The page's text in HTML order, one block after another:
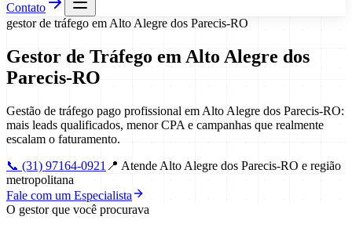
Contato
gestor de tráfego em Alto Alegre dos Parecis-RO
Gestor de Tráfego em Alto Alegre dos
Parecis-RO
Gestão de tráfego pago profissional em Alto Alegre dos Parecis-RO:
mais leads qualificados, menor CPA e campanhas que realmente
escalam o faturamento.
📞 (31) 97164-0921 📍 Atende Alto Alegre dos Parecis-RO e região
metropolitana
Fale com um Especialista
O gestor que você procurava